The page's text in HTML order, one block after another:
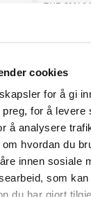
cookies
for å gi
for å levere
å analysere
hvordan du
innen sosiale
som
du har gjort
THE